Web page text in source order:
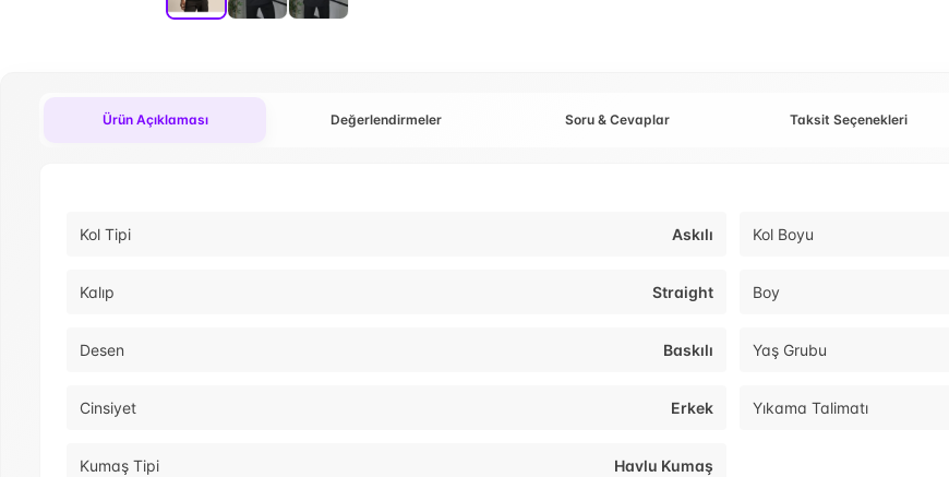
Ürün Açıklaması Değerlendirmeler Soru & Cevaplar Taksit Seçenekleri
Kol Tipi Askılı Kol Boyu
Kalıp Straight Boy
Desen Baskılı Yaş Grubu
Cinsiyet Erkek Yıkama Talimatı
Kumaş Tipi Havlu Kumaş